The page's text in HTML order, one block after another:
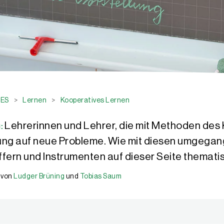
> Lernen > Kooperatives Lernen
Lehrerinnen und Lehrer, die mit Methoden
auf neue Probleme. Wie mit diesen
und Instrumenten auf dieser Seite
von Ludger Brüning und
Tobias Saum